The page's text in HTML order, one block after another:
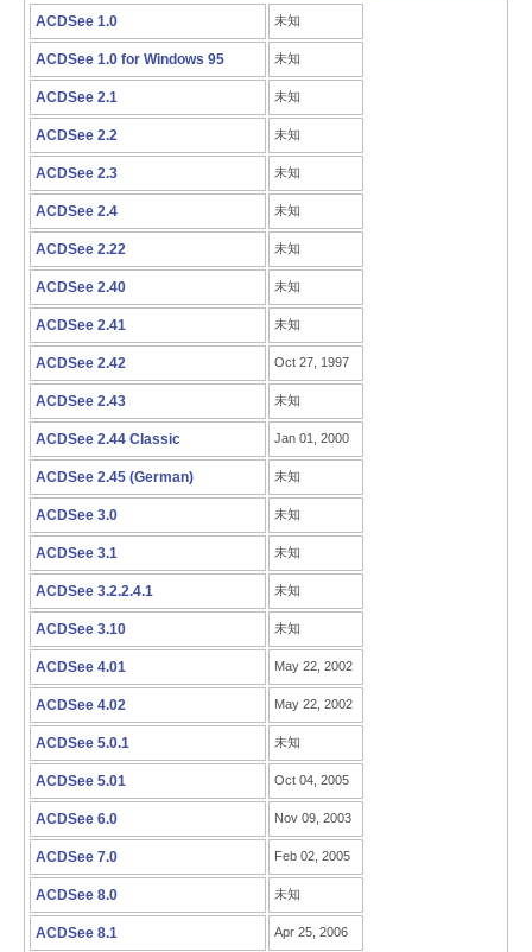
ACDSee 1.0 未知
ACDSee 1.0 for Windows 95 未知
ACDSee 2.1 未知
ACDSee 2.2 未知
ACDSee 2.3 未知
ACDSee 2.4 未知
ACDSee 2.22 未知
ACDSee 2.40 未知
ACDSee 2.41 未知
ACDSee 2.42 Oct 27, 1997
ACDSee 2.43 未知
ACDSee 2.44 Classic Jan 01, 2000
ACDSee 2.45 (German) 未知
ACDSee 3.0 未知
ACDSee 3.1 未知
ACDSee 3.2.2.4.1 未知
ACDSee 3.10 未知
ACDSee 4.01 May 22, 2002
ACDSee 4.02 May 22, 2002
ACDSee 5.0.1 未知
ACDSee 5.01 Oct 04, 2005
ACDSee 6.0 Nov 09, 2003
ACDSee 7.0 Feb 02, 2005
ACDSee 8.0 未知
ACDSee 8.1 Apr 25, 2006